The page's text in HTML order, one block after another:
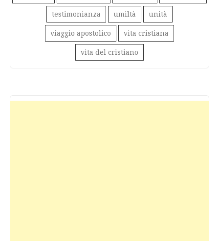
testimonianza umiltà unità
viaggio apostolico vita cristiana
vita del cristiano